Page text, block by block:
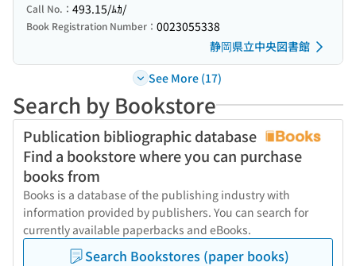
Call No.： 493.15/ﾑｶ/
Book Registration Number： 0023055338
静岡県立中央図書館
See More (17)
Search by Bookstore
Publication bibliographic database
Find a bookstore where you can purchase
books from
Books is a database of the publishing industry with
information provided by publishers. You can search for
currently available paperbacks and eBooks.
Search Bookstores (paper books)